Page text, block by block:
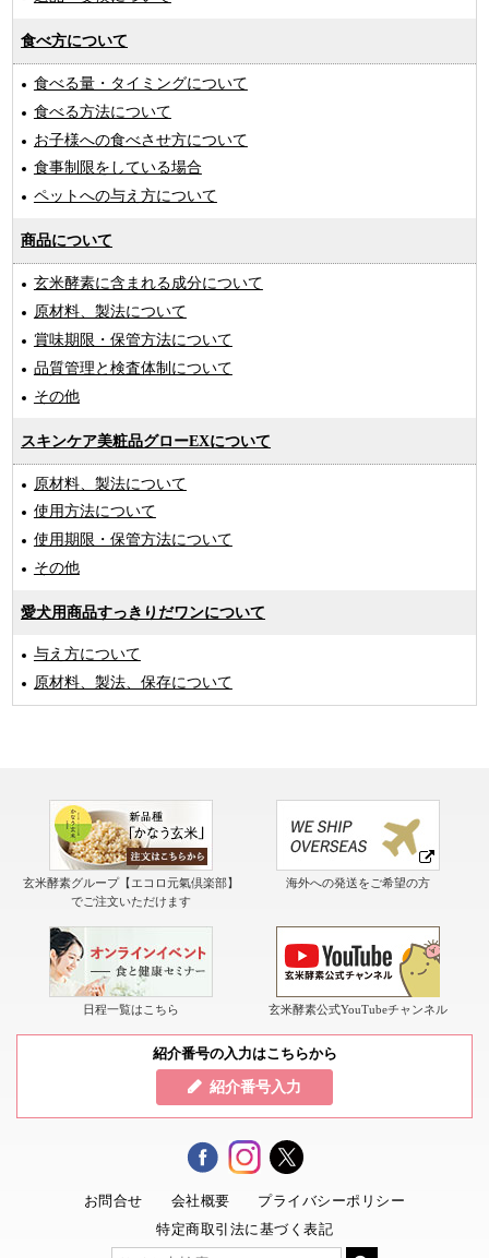
食べ方について
食べる量・タイミングについて
食べる方法について
お子様への食べさせ方について
食事制限をしている場合
ペットへの与え方について
商品について
玄米酵素に含まれる成分について
原材料、製法について
賞味期限・保管方法について
品質管理と検査体制について
その他
スキンケア美粧品グローEXについて
原材料、製法について
使用方法について
使用期限・保管方法について
その他
愛犬用商品すっきりだワンについて
与え方について
原材料、製法、保存について
玄米酵素グループ【エコロ元氣倶楽部】
でご注文いただけます
海外への発送をご希望の方
日程一覧はこちら 玄米酵素公式YouTubeチャンネル
紹介番号の入力はこちらから
紹介番号入力
お問合せ 会社概要
プライバシーポリシー
特定商取引法に基づく表記